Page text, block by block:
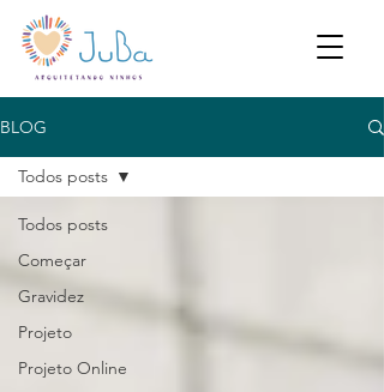
BLOG
Todos posts
Começar
Gravidez
Projeto
Projeto Online
Todos posts